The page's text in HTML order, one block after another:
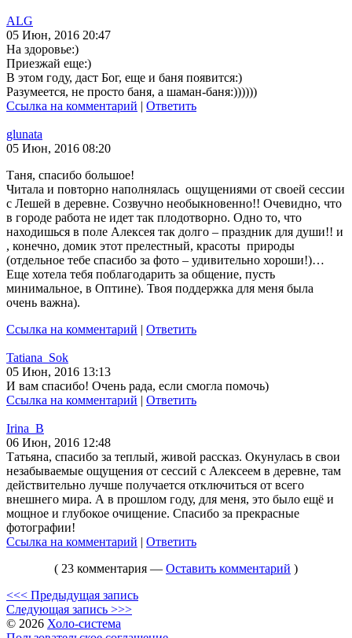
ALG
05 Июн, 2016 20:47
На здоровье:)
Приезжай еще:)
В этом году, даст Бог, еще и баня появится:)
Разумеется, не просто баня, а шаман-баня:))))))
Ссылка на комментарий | Ответить
glunata
05 Июн, 2016 08:20
Таня, спасибо большое!
Читала и повторно наполнялась ощущениями от своей сессии
с Лешей в деревне. Созвучно необыкновенно!! Очевидно, что
в городе работа не идет так плодотворно. Одно то, что
находишься в поле Алексея так долго – праздник для души!! и
, конечно, домик этот прелестный, красоты природы
(отдельное тебе спасибо за фото – удивительно хороши!)…
Еще хотела тебя поблагодарить за общение, пусть
минимальное, в Оптине). Твоя поддержка для меня была
очень важна).
Ссылка на комментарий | Ответить
Tatiana_Sok
05 Июн, 2016 13:13
И вам спасибо! Очень рада, если смогла помочь)
Ссылка на комментарий | Ответить
Irina_B
06 Июн, 2016 12:48
Татьяна, спасибо за теплый, живой рассказ. Окунулась в свои
незабываемые ощущения от сессий с Алексеем в деревне, там
действительно лучше получается отключиться от всего
внешнего мира. А в прошлом году, для меня, это было ещё и
мощное и глубокое очищение. Спасибо за прекрасные
фотографии!
Ссылка на комментарий | Ответить
( 23 комментария — Оставить комментарий )
<<< Предыдущая запись
Следующая запись >>>
© 2026 Холо-система